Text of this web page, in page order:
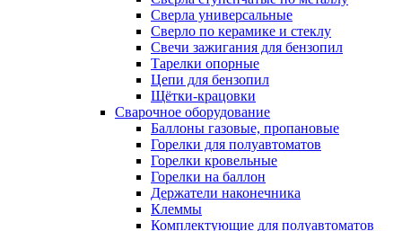
Сверла универсальные
Сверло по керамике и стеклу
Свечи зажигания для бензопил
Тарелки опорные
Цепи для бензопил
Щётки-крацовки
Сварочное оборудование
Баллоны газовые, пропановые
Горелки для полуавтоматов
Горелки кровельные
Горелки на баллон
Держатели наконечника
Клеммы
Комплектующие для полуавтоматов